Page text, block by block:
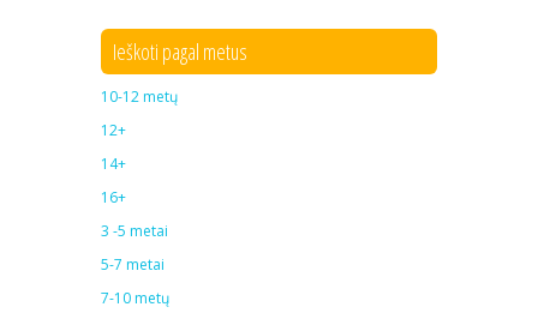
Ieškoti pagal metus
10-12 metų
12+
14+
16+
3 -5 metai
5-7 metai
7-10 metų